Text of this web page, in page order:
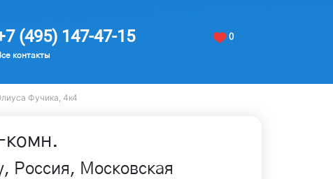
(495) 147-47-15
контакты
0
Фучика, 4к4
Россия, Московская